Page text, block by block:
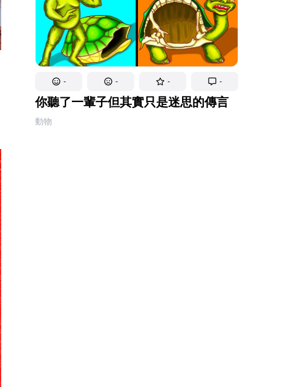
- - - -
你聽了一輩子但其實只是迷思的傳言
動物